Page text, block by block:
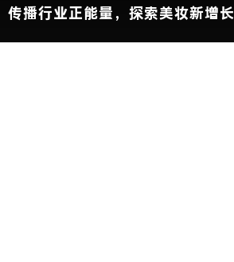
传播行业正能量，探索美妆新增长